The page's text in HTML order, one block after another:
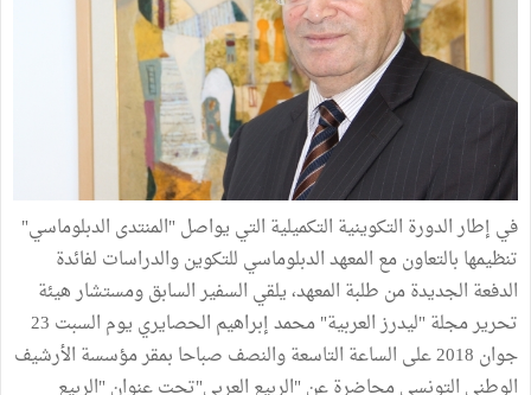
في إطار الدورة التكوينية التكميلية التي يواصل "المنتدى الدبلوماسي"
تنظيمها بالتعاون مع المعهد الدبلوماسي للتكوين والدراسات لفائدة
الدفعة الجديدة من طلبة المعهد، يلقي السفير السابق ومستشار هيئة
تحرير مجلة "ليدرز العربية" محمد إبراهيم الحصايري يوم السبت 23
جوان 2018 على الساعة التاسعة والنصف صباحا بمقر مؤسسة الأرشيف